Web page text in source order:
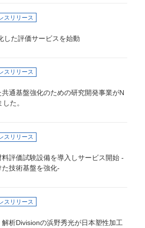
スリリース
した評価サービスを始動
スリリース
通基盤強化のための研究開発事業がN
た。
スリリース
評価試験設備を導入しサービス開始 -
技術基盤を強化-
スリリース
析Divisionの浜野秀光が日本塑性加工